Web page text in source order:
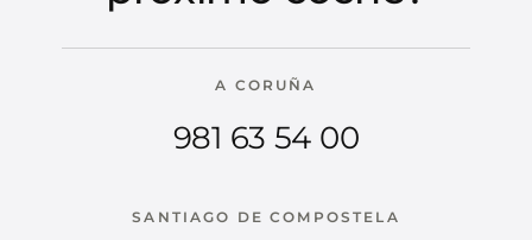
A CORUÑA
981 63 54 00
SANTIAGO DE COMPOSTELA